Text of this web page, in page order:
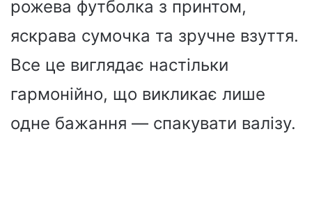
рожева футболка з принтом,
яскрава сумочка та зручне взуття.
Все це виглядає настільки
гармонійно, що викликає лише
одне бажання — спакувати валізу.